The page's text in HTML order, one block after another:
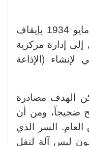
ثم جاء القرار الحاسم في 29 مايو 1934 بإيقاف
إلى إدارة مركزية
(الإذاعة
الهدف مصادرة
ضجيجاً، ومن أن
العام. السر الذي
ليس آلة لنقل